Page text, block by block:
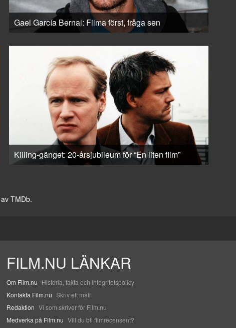
Gael García Bernal: Filma först, fråga sen
Killing-gänget: 20-årsjubileum för “En liten film”
TMDb.
FILM.NU LÄNKAR
Om Film.nu Historia, fakta och integritetspolicy
Kontakta Film.nu Skriv ett mail
Redaktion Vi som skriver för Film.nu
Medverka på Film.nu Vill du bli filmrecensent?